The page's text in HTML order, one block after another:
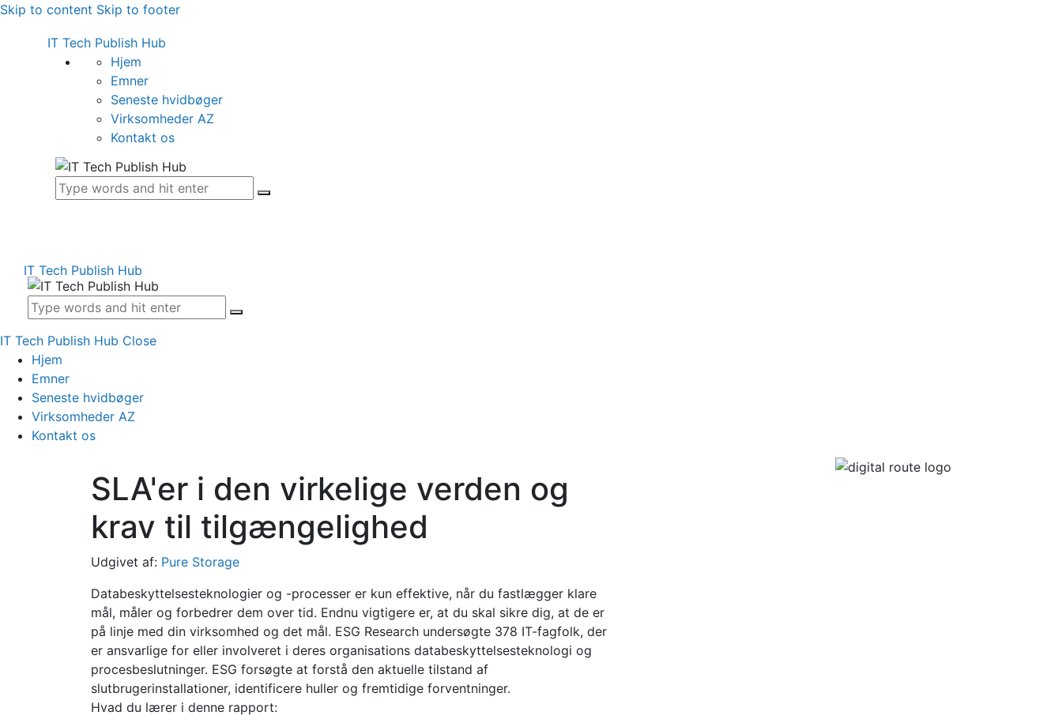
Skip to content Skip to footer
IT Tech Publish Hub
Hjem
Emner
Seneste hvidbøger
Virksomheder AZ
Kontakt os
IT Tech Publish Hub
IT Tech Publish Hub Close
Hjem
Emner
Seneste hvidbøger
Virksomheder AZ
Kontakt os
SLA'er i den virkelige verden og
krav til tilgængelighed
Udgivet af: Pure Storage
Databeskyttelsesteknologier og -processer er kun effektive, når du fastlægger klare
mål, måler og forbedrer dem over tid. Endnu vigtigere er, at du skal sikre dig, at de er
på linje med din virksomhed og det mål. ESG Research undersøgte 378 IT-fagfolk, der
er ansvarlige for eller involveret i deres organisations databeskyttelsesteknologi og
procesbeslutninger. ESG forsøgte at forstå den aktuelle tilstand af
slutbrugerinstallationer, identificere huller og fremtidige forventninger.
Hvad du lærer i denne rapport: